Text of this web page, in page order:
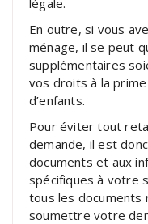
En outre, si vous
ménage, il se peut
supplémentaires
vos droits à la
d’enfants.
Pour éviter tout
demande, il est
documents et aux
spécifiques à votre
tous les documents
soumettre votre